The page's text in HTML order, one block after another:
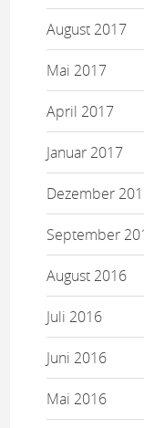
August 2017
Mai 2017
April 2017
Januar 2017
Dezember
September
August 2016
Juli 2016
Juni 2016
Mai 2016